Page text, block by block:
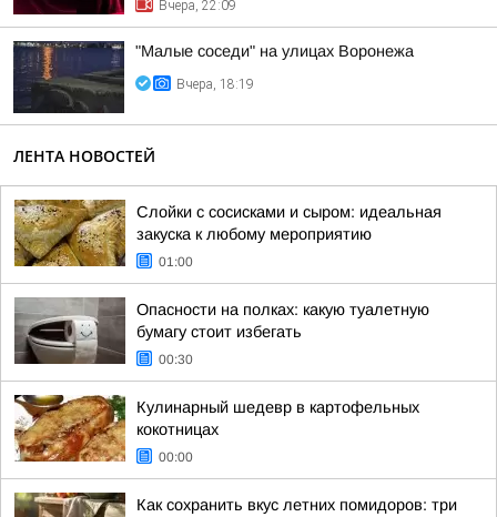
Вчера, 22:09
"Малые соседи" на улицах Воронежа
Вчера, 18:19
ЛЕНТА НОВОСТЕЙ
Слойки с сосисками и сыром: идеальная
закуска к любому мероприятию
01:00
Опасности на полках: какую туалетную
бумагу стоит избегать
00:30
Кулинарный шедевр в картофельных
кокотницах
00:00
Как сохранить вкус летних помидоров: три